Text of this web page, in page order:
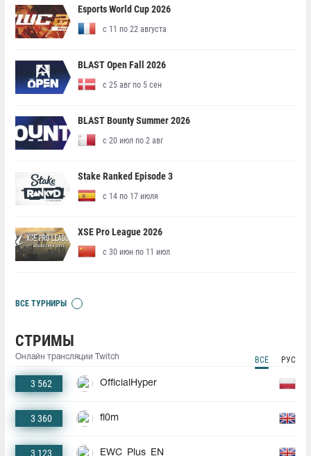
Esports World Cup 2026
с 11 по 22 августа
BLAST Open Fall 2026
с 25 авг по 5 сен
BLAST Bounty Summer 2026
с 20 июл по 2 авг
Stake Ranked Episode 3
с 14 по 17 июля
XSE Pro League 2026
с 30 июн по 11 июл
ВСЕ ТУРНИРЫ
СТРИМЫ
Онлайн трансляции Twitch ВСЕ РУС
3 562 OfficialHyper
3 360 fl0m
3 123 EWC_Plus_EN